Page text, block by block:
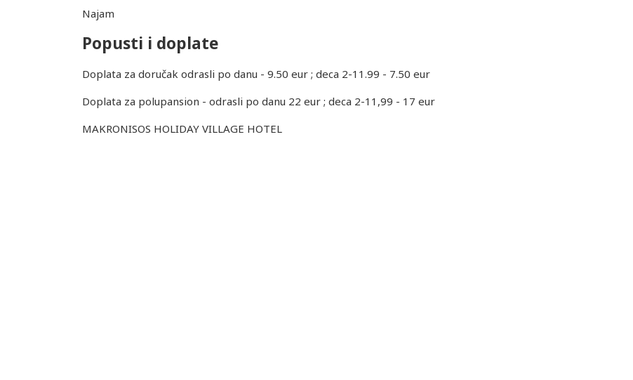
Najam
Popusti i doplate
Doplata za doručak odrasli po danu - 9.50 eur ; deca 2-11.99 - 7.50 eur
Doplata za polupansion - odrasli po danu 22 eur ; deca 2-11,99 - 17 eur
MAKRONISOS HOLIDAY VILLAGE HOTEL